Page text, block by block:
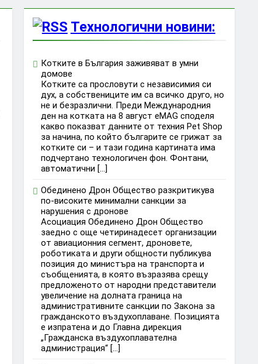
Технологични новини:
Котките в България заживяват в умни
домове
Котките са прословути с независимия си
дух, а собствениците им са всичко друго, но
не и безразлични. Преди Международния
ден на котката на 8 август eMAG споделя
какво показват данните от техния Pet Shop
за начина, по който българите се грижат за
котките си – и тази година картината има
подчертано технологичен фон. Фонтани,
автоматични […]
Обединено Дрон Общество разкритикува
по-високите минимални санкции за
нарушения с дронове
Асоциация Обединено Дрон Общество
заедно с още четиринадесет организации
от авиационния сегмент, дроновете,
роботиката и други общности публикува
позиция до министъра на транспорта и
съобщенията, в която възразява срещу
предложеното от народни представители
увеличение на долната граница на
административните санкции по Закона за
гражданското въздухоплаване. Позицията
е изпратена и до Главна дирекция
„Гражданска въздухоплавателна
администрация“ […]